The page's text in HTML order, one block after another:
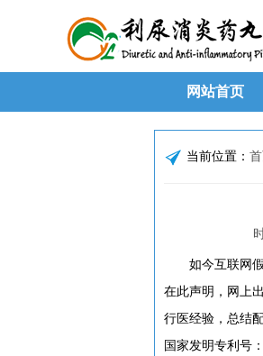
网站首页
当前位置：
如今互联网假
在此声明，网上
行医经验，总结
国家发明专利号